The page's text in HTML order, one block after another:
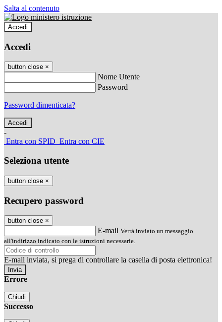
Salta al contenuto
Accedi
Accedi
button close ×
Nome Utente
Password
Password dimenticata?
-
Entra con SPID Entra con CIE
Seleziona utente
button close ×
Recupero password
button close ×
E-mail Verrà inviato un messaggio
all'indirizzo indicato con le istruzioni necessarie.
E-mail inviata, si prega di controllare la casella di posta elettronica!
Errore
Chiudi
Successo